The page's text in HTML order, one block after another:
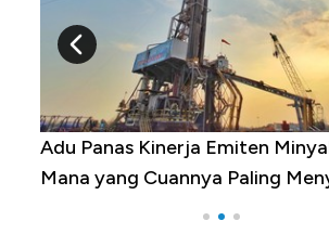
Adu Panas Kinerja Emiten
Mana yang Cuannya Paling